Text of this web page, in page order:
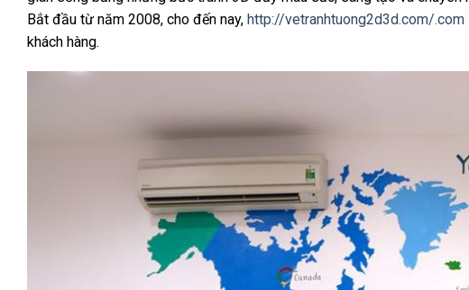
Bắt đầu từ năm 2008, cho đến nay, http://vetranhtuong2d3d.com/.com
khách hàng.